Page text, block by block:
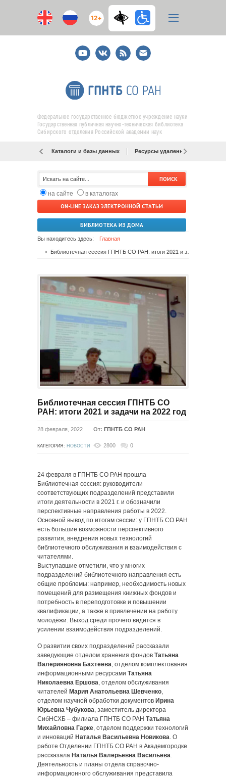
12+
YoutubeВКонтакте
RSS
E-
mail
подписка
Федеральное государственное бюджетное учреждение науки
Государственная публичная научно-техническая библиотека
Сибирского отделения Российской академии наук
Каталоги и базы данных Ресурсы удаленного доступа
на сайте
в каталогах
ON-LINE ЗАКАЗ ЭЛЕКТРОННОЙ СТАТЬИ
БИБЛИОТЕКА ИЗ ДОМА
Вы находитесь здесь: Главная
Библиотечная сессия ГПНТБ СО
РАН: итоги 2021 и задачи на 2022 год
28 февраля, 2022 От: ГПНТБ СО РАН
КАТЕГОРИЯ: НОВОСТИ 2800 0
24 февраля в ГПНТБ СО РАН прошла
Библиотечная сессия: руководители
соответствующих подразделений представили
итоги деятельности в 2021 г. и обозначили
перспективные направления работы в 2022.
Основной вывод по итогам сессии: у ГПНТБ СО РАН
есть большие возможности перспективного
развития, внедрения новых технологий
библиотечного обслуживания и взаимодействия с
читателями.
Выступавшие отметили, что у многих
подразделений библиотечного направления есть
общие проблемы: например, необходимость новых
помещений для размещения книжных фондов и
потребность в переподготовке и повышении
квалификации, а также в привлечении на работу
молодёжи. Выход среди прочего видится в
усилении взаимодействия подразделений.
О развитии своих подразделений рассказали
заведующие отделом хранения фондов Татьяна
Валерияновна Бахтеева, отделом комплектования
информационными ресурсами Татьяна
Николаевна Ершова, отделом обслуживания
читателей Мария Анатольевна Шевченко,
отделом научной обработки документов Ирина
Юрьевна Чубукова, заместитель директора
СибНСХБ – филиала ГПНТБ СО РАН Татьяна
Михайловна Гарке, отделом поддержки технологий
и инноваций Наталья Васильевна Новикова. О
работе Отделении ГПНТБ СО РАН в Академгородке
рассказала Наталья Валерьевна Васильева.
Деятельность и планы отдела справочно-
информационного обслуживания представила